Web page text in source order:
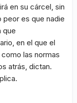
en su cárcel, sin
peor es que nadie
que
en el que el
las normas
atrás, dictan.